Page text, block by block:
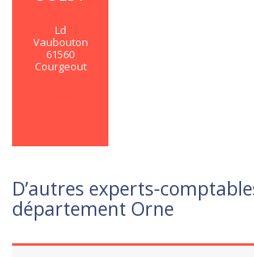
Ld
Vaubouton
61560
Courgeout
D’autres experts-
département Orne